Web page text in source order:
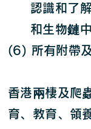
認識和了解
和生物鏈中
(6) 所有附帶
香港兩棲及爬
育、教育、領